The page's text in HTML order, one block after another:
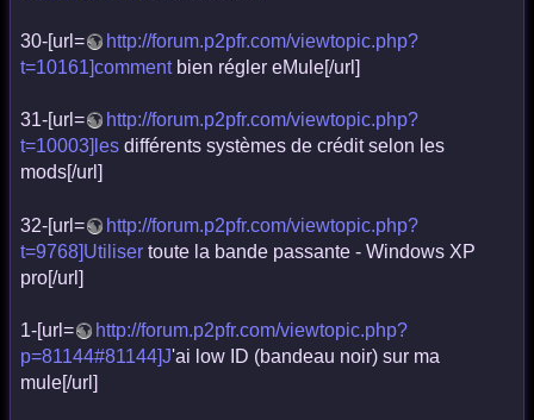
30-[url=
http://forum.p2pfr.com/viewtopic.php?
t=10161]commentbien régler eMule[/url]
31-[url=
http://forum.p2pfr.com/viewtopic.php?
t=10003]les différents systèmes de crédit selon les
mods[/url]
32-[url=
http://forum.p2pfr.com/viewtopic.php?
t=9768]Utiliser toute la bande passante - Windows XP
pro[/url]
1-[url=
http://forum.p2pfr.com/viewtopic.php?
p=81144#81144]J'ai low ID (bandeau noir) sur ma
mule[/url]